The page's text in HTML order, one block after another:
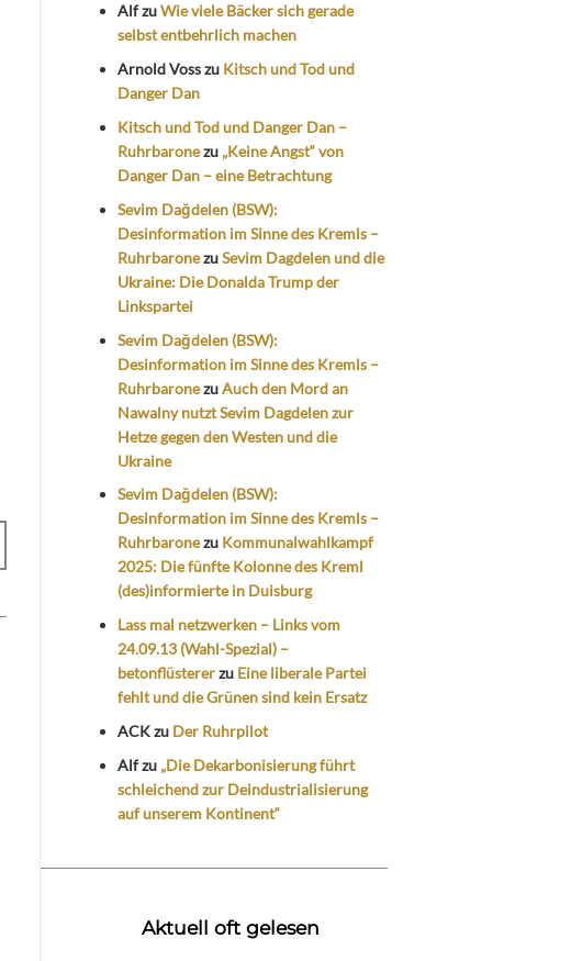
AlfzuWie viele Bäcker sich gerade
selbst entbehrlich machen
Arnold Vosszu Kitsch und Tod und
Danger Dan
Kitsch und Tod und Danger Dan –
Ruhrbaronezu „Keine Angst“ von
Danger Dan – eine Betrachtung
Sevim Dağdelen (BSW):
Desinformation im Sinne des Kremls –
RuhrbaronezuSevim Dagdelen und die
Ukraine: Die Donalda Trump der
Linkspartei
Sevim Dağdelen (BSW):
Desinformation im Sinne des Kremls –
RuhrbaronezuAuch den Mord an
Nawalny nutzt Sevim Dagdelen zur
Hetze gegen den Westen und die
Ukraine
Sevim Dağdelen (BSW):
Desinformation im Sinne des Kremls –
Ruhrbaronezu Kommunalwahlkampf
2025: Die fünfte Kolonne des Kreml
(des)informierte in Duisburg
Lass mal netzwerken – Links vom
24.09.13 (Wahl-Spezial) –
betonflüstererzu Eine liberale Partei
fehlt und die Grünen sind kein Ersatz
ACKzu Der Ruhrpilot
Alfzu „Die Dekarbonisierung führt
schleichend zur Deindustrialisierung
auf unserem Kontinent“
Aktuell oft gelesen